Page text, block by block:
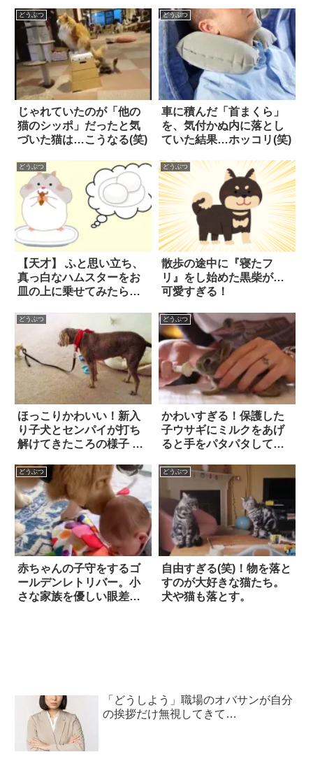
どうぶつ
じゃれていたのが「他の
猫のシッポ」だったと気
づいた猫は…こうなる(笑)
どうぶつ
車に積んだ「首まくら」
を、気付かぬ内に落とし
ていた結果…ホッコリ(笑)
どうぶつ
【天才】 ふと思い立ち、
真っ白なハムスターをお
皿の上に乗せてみたら…
感』に、悶絶！！
どうぶつ
散歩の途中に『寝たフ
リ』をし始めた黒柴が…
可愛すぎる！
どうぶつ
ほっこりかわいい！新入
り子犬とセンパイが打ち
解けてきたころの様子 21
どうぶつ
かわいすぎる！保護した
子ウサギにミルクをあげ
ると手をパタパタして上
どうぶつ
赤ちゃんの子守をするゴ
ールデンレトリバー。小
さな家族を優しい眼差し
どうぶつ
自由すぎる(笑)！物を落と
すのが大好きな猫たち。
犬や猫も落とす。
「どうしよう」職場のオバサンが自分
の挨拶だけ無視してきて…